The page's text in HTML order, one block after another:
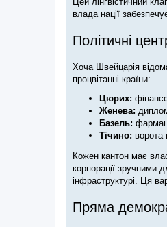
влада нації
Політичні
Хоча Швейцарія
процвітанні країни:
Цюрих:
Женева:
Базель:
Тічино: ворота
Кожен кантон має
корпорації зручними
інфраструктурі. Ця
Пряма